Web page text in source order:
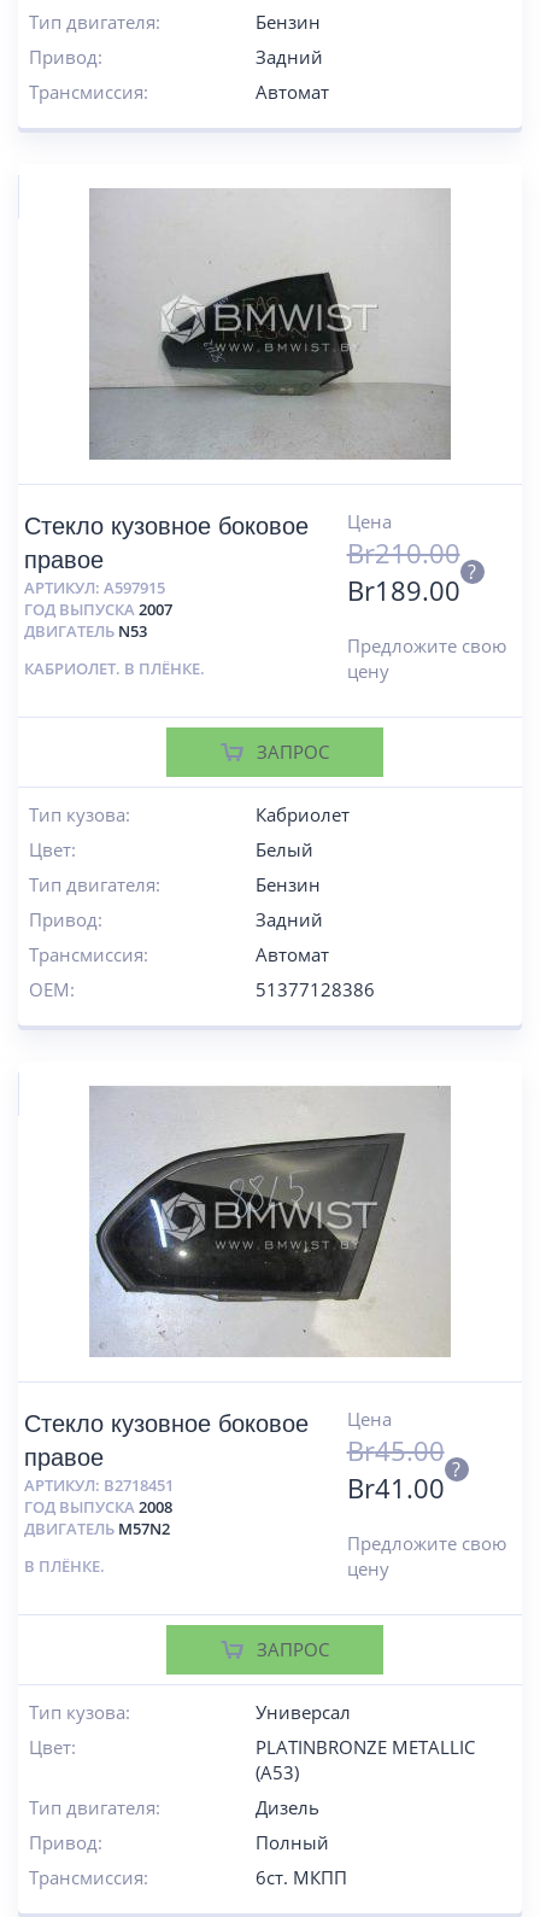
Тип двигателя:
Бензин
Привод:
Задний
Трансмиссия:
Автомат
Стекло кузовное боковое
правое
АРТИКУЛ: A597915
ГОД ВЫПУСКА2007
ДВИГАТЕЛЬ N53
КАБРИОЛЕТ. В ПЛЁНКЕ.
Цена
Br210.00
Br189.00
?
Предложите свою
цену
ЗАПРОС
Тип кузова:
Кабриолет
Цвет:
Белый
Тип двигателя:
Бензин
Привод:
Задний
Трансмиссия:
Автомат
OEM:
51377128386
Стекло кузовное боковое
правое
АРТИКУЛ: B2718451
ГОД ВЫПУСКА2008
ДВИГАТЕЛЬ M57N2
В ПЛЁНКЕ.
Цена
Br45.00
Br41.00
?
Предложите свою
цену
ЗАПРОС
Тип кузова:
Универсал
Цвет:
PLATINBRONZE METALLIC
(A53)
Тип двигателя:
Дизель
Привод:
Полный
Трансмиссия:
6ст. МКПП